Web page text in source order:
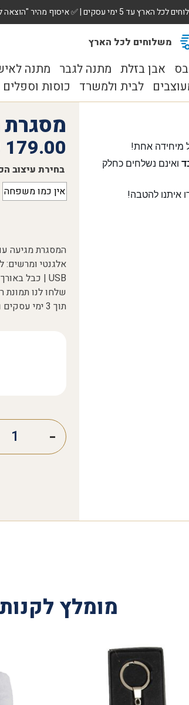
לאוטו" | ✅ עיצוב אישי ומיוחד לכל מתנה. הזמינו עכשיו!
משלוחים לכל הארץ
אבן בזלת מתנה לגבר מתנה
לבית ולמשרד כוסות וספלים
מיחידה אחת!
ואינם נשלחים כחלק
איתנו להטבה!
179.00
בחירת עיצוב
אין כמו משפחה
המסגרת מגיעה
אלגנטי ומרשים:
תוך 3 ימי עסקים ותהנו ממסגרת שהיא גם מנורת לילה מדהימה ביופיה.
מומלץ